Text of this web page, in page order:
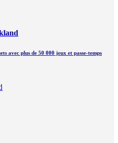
avec plus de 50 000 jeux et passe-temps